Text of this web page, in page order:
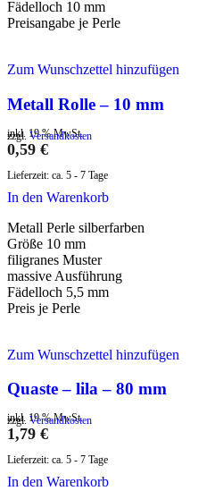
Fädelloch 10 mm
Preisangabe je Perle
Zum Wunschzettel hinzufügen
Metall Rolle – 10 mm
inkl. 19 % MwSt.
zzgl. Versandkosten
0,59 €
Lieferzeit: ca. 5 - 7 Tage
In den Warenkorb
Metall Perle silberfarben
Größe 10 mm
filigranes Muster
massive Ausführung
Fädelloch 5,5 mm
Preis je Perle
Zum Wunschzettel hinzufügen
Quaste – lila – 80 mm
inkl. 19 % MwSt.
zzgl. Versandkosten
1,79 €
Lieferzeit: ca. 5 - 7 Tage
In den Warenkorb